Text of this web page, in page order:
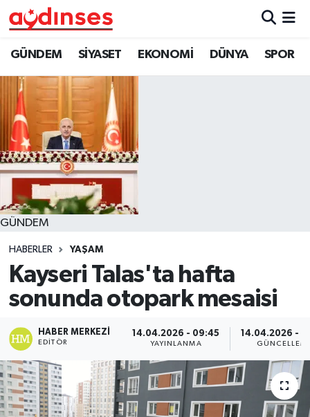
GÜNDEM SİYASET EKONOMİ DÜNYA SPOR
GÜNDEM
HABERLER YAŞAM
Kayseri Talas'ta hafta
sonunda otopark mesaisi
HABER MERKEZI
EDITÖR
14.04.2026 - 09:45
YAYINLANMA
14.04.2026 -
GÜNDEM
SİYASET
EKONOMİ
DÜNYA
SPOR
MAGAZİN
Nöbetçi Eczaneler
Hava Durumu
Aydin Namaz Vakitleri
Trafik Durumu
Süper Lig Puan Durumu ve Fikstür
Tüm Manşetler
Son Dakika Haberleri
Haber Arşivi